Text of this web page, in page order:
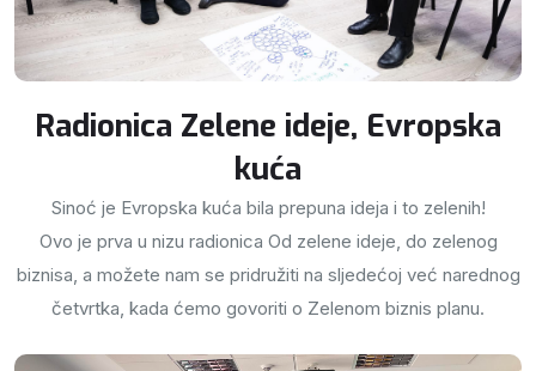
Radionica Zelene ideje, Evropska
kuća
Sinoć je Evropska kuća bila prepuna ideja i to zelenih!
Ovo je prva u nizu radionica Od zelene ideje, do zelenog
biznisa, a možete nam se pridružiti na sljedećoj već narednog
četvrtka, kada ćemo govoriti o Zelenom biznis planu.